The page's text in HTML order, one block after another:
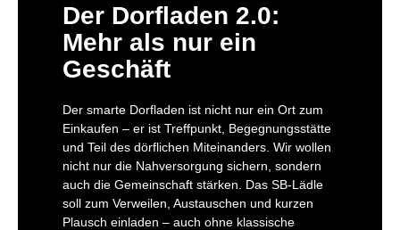
Der Dorfladen 2.0:
Mehr als nur ein
Geschäft​
Der smarte Dorfladen ist nicht nur ein Ort zum
Einkaufen – er ist Treffpunkt, Begegnungsstätte
und Teil des dörflichen Miteinanders. Wir wollen
nicht nur die Nahversorgung sichern, sondern
auch die Gemeinschaft stärken. Das SB-Lädle
soll zum Verweilen, Austauschen und kurzen
Plausch einladen – auch ohne klassische